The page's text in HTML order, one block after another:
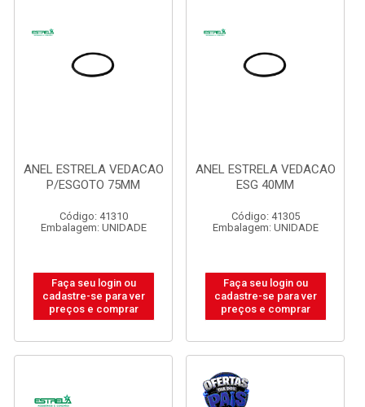
ANEL ESTRELA VEDACAO
P/ESGOTO 75MM
Código: 41310
Embalagem: UNIDADE
Faça seu login ou
cadastre-se para ver
preços e comprar
ANEL ESTRELA VEDACAO
ESG 40MM
Código: 41305
Embalagem: UNIDADE
Faça seu login ou
cadastre-se para ver
preços e comprar